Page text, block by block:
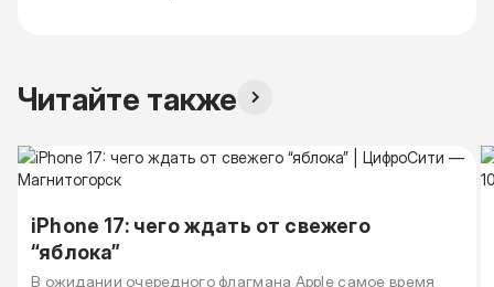
Читайте также
iPhone 17: чего ждать от свежего
“яблока”
В ожидании очередного флагмана Apple самое время